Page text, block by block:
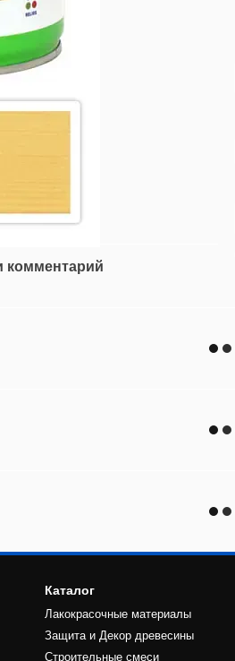
комментарий
Каталог
Лакокрасочные материалы
Защита и Декор древесины
Строительные смеси